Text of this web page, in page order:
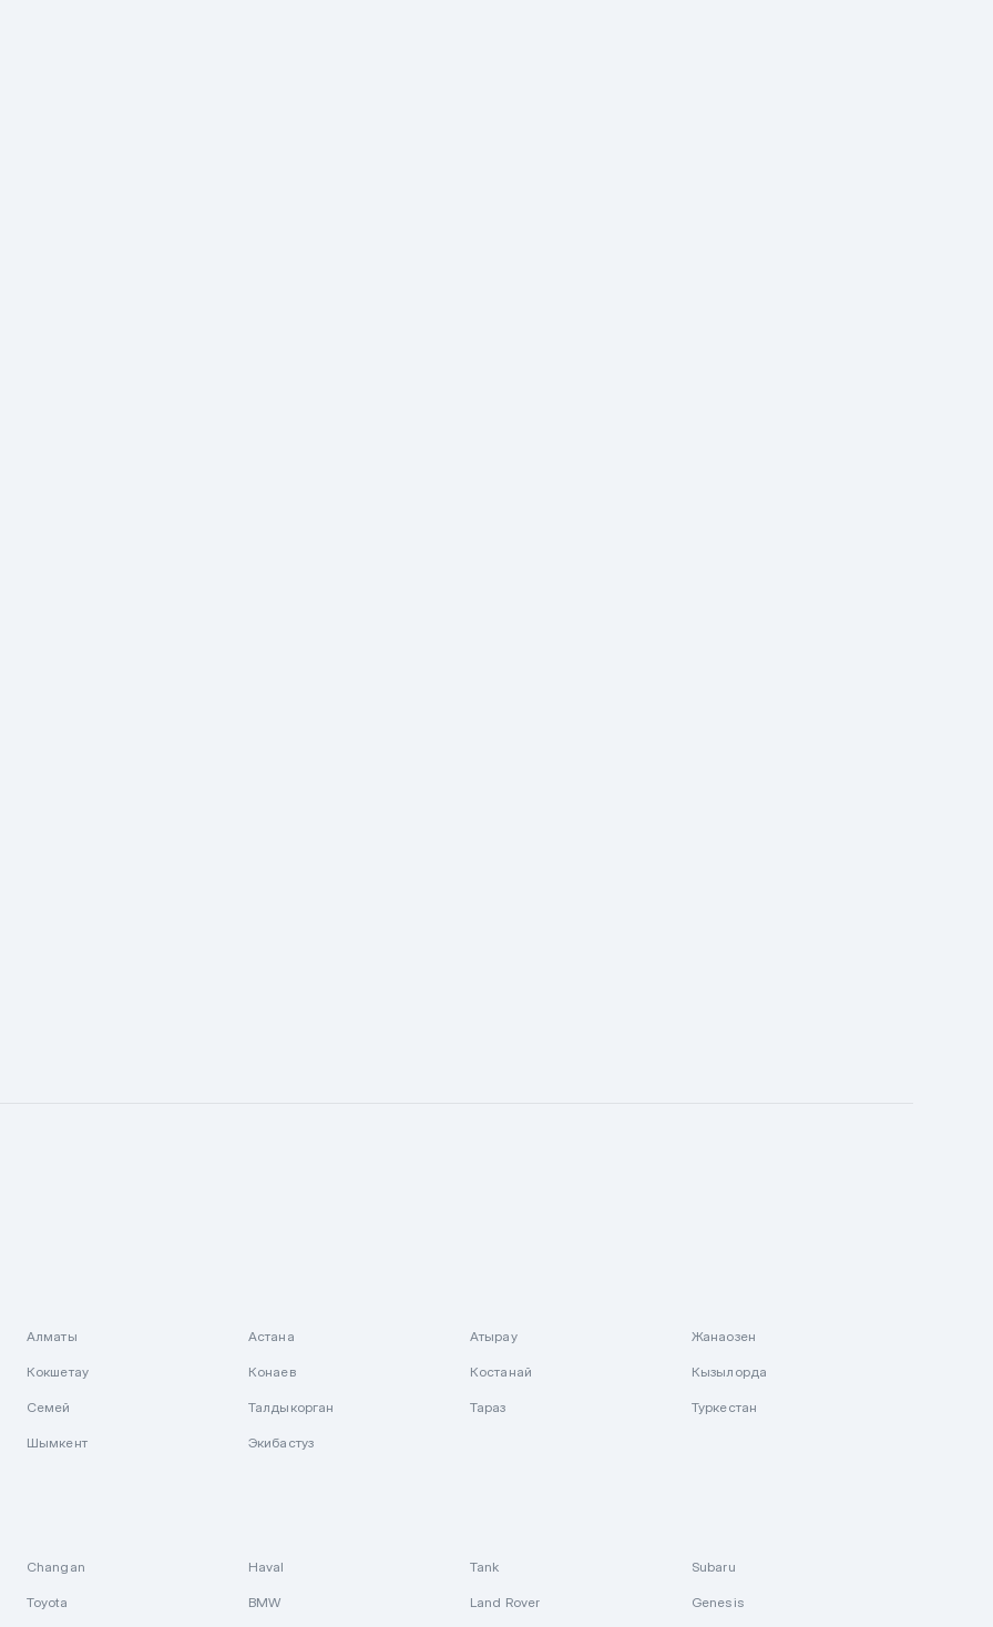
Алматы Астана Атырау Жанаозен
Кокшетау Конаев Костанай Кызылорда
Семей Талдыкорган Тараз Туркестан
Шымкент Экибастуз
Changan Haval Tank Subaru
Toyota BMW Land Rover Genesis